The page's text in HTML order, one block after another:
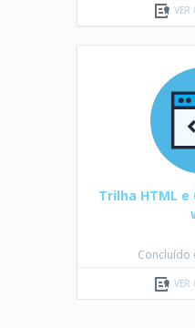
VER
Trilha HTML e
Concluído
VER